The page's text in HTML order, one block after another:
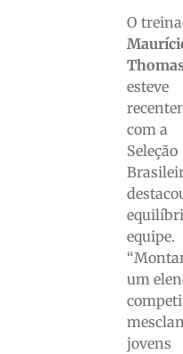
O
esteve
com a
Seleção
equipe.
um
jovens